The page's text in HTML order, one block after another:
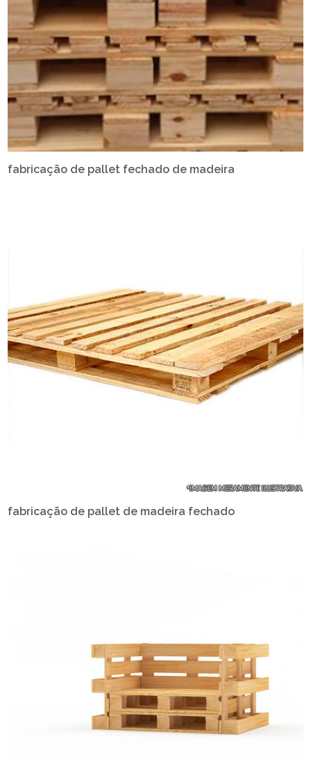
fabricação de pallet fechado de madeira
fabricação de pallet de madeira fechado